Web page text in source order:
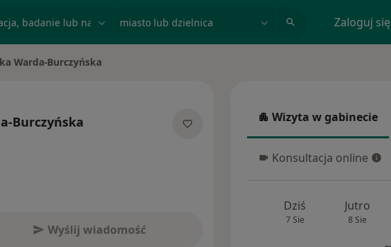
Zaloguj się
Warda-Burczyńska
Burczyńska
Wyślij wiadomość
Wizyta w gabinecie
Wizyta w gabinecie
Konsultacja online
Konsultacja online
Dziś
7 Sie
Jutro
8 Sie